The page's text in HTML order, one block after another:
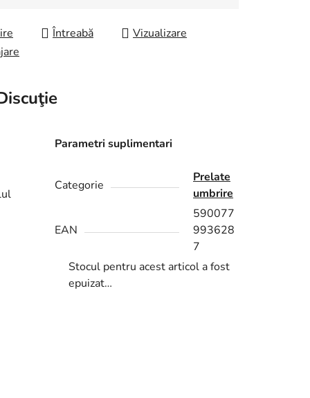
Întreabă
Vizualizare
Parametri suplimentari
Categorie
Prelate
umbrire
EAN
590077
993628
7
Stocul pentru acest articol a fost
epuizat…